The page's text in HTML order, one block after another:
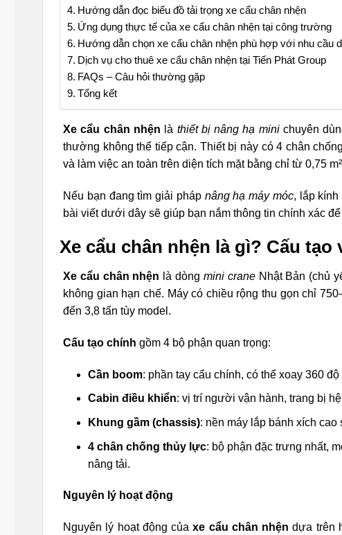
Hướng dẫn đọc biểu đồ tải trọng xe cẩu chân nhện
Ứng dụng thực tế của xe cẩu chân nhện tại công trường
Hướng dẫn chọn xe cẩu chân nhện phù hợp với nhu cầu
Dịch vụ cho thuê xe cẩu chân nhện tại Tiến Phát Group
FAQs – Câu hỏi thường gặp
Tổng kết
Xe cẩu chân nhện là thiết bị nâng hạ minichuyên
thường không thể tiếp cận. Thiết bị này có 4 chân
và làm việc an toàn trên diện tích mặt bằng chỉ từ 0,75
Nếu bạn đang tìm giải pháp nâng hạ máy móc, lắp kính
bài viết dưới dây sẽ giúp bạn nắm thông tin chính xác
Xe cẩu chân nhện là gì? Cấu
Xe cẩu chân nhện là dòng mini craneNhật Bản (chủ
không gian hạn chế. Máy có chiều rộng thu gọn chỉ
đến 3,8 tấn tùy model.
Cấu tạo chính gồm 4 bộ phận quan trọng:
Cần boom: phần tay cẩu chính, có thể xoay 360
Cabin điều khiển: vị trí người vận hành, trang bị
Khung gầm (chassis): nền máy lắp bánh xích cao
4 chân chống thủy lực: bộ phận đặc trưng nhất,
nâng tải.
Nguyên lý hoạt động
Nguyên lý hoạt động của xe cẩu chân nhện dựa trên